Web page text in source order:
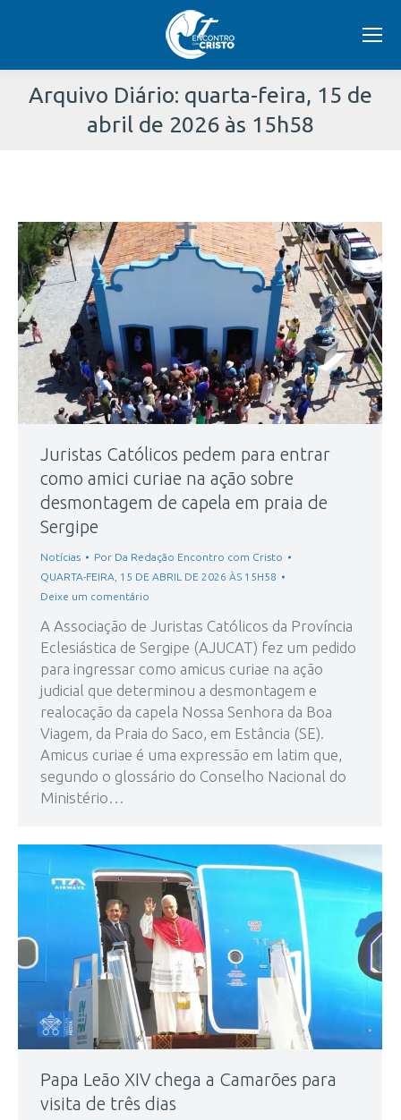
Arquivo Diário: quarta-feira, 15 de
abril de 2026 às 15h58
aqui:
Juristas Católicos pedem para entrar
como amici curiae na ação sobre
desmontagem de capela em praia de
Sergipe
Notícias Por Da Redação Encontro com Cristo
QUARTA-FEIRA, 15 DE ABRIL DE 2026 ÀS 15H58
Deixe um comentário
A Associação de Juristas Católicos da Província
Eclesiástica de Sergipe (AJUCAT) fez um pedido
para ingressar como amicus curiae na ação
judicial que determinou a desmontagem e
realocação da capela Nossa Senhora da Boa
Viagem, da Praia do Saco, em Estância (SE).
Amicus curiae é uma expressão em latim que,
segundo o glossário do Conselho Nacional do
Ministério…
Papa Leão XIV chega a Camarões para
visita de três dias